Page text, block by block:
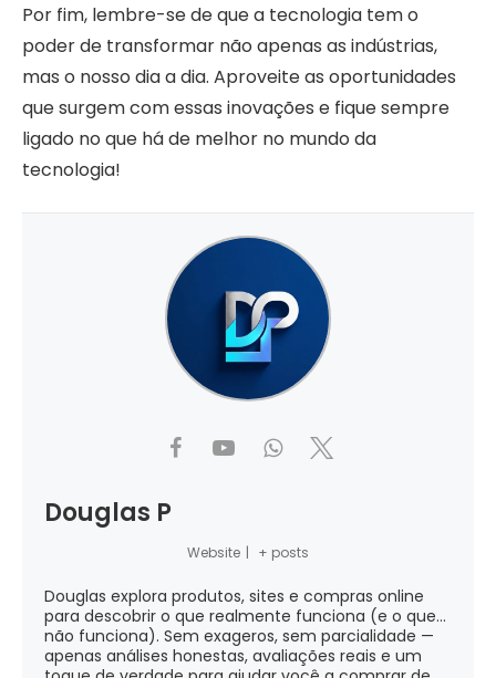
Por fim, lembre-se de que a tecnologia tem o
poder de transformar não apenas as indústrias,
mas o nosso dia a dia. Aproveite as oportunidades
que surgem com essas inovações e fique sempre
ligado no que há de melhor no mundo da
tecnologia!
Douglas P
Website | + posts
Douglas explora produtos, sites e compras online
para descobrir o que realmente funciona (e o que...
não funciona). Sem exageros, sem parcialidade —
apenas análises honestas, avaliações reais e um